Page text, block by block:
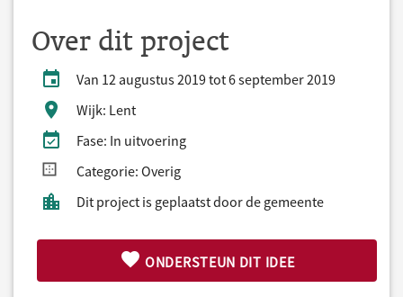
Over dit project
Van 12 augustus 2019 tot 6 september 2019
Wijk: Lent
Fase: In uitvoering
Categorie: Overig
Dit project is geplaatst door de gemeente
ONDERSTEUN DIT IDEE